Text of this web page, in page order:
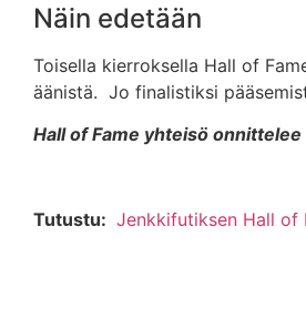
Näin edetään
Toisella kierroksella Hall of
äänistä. Jo finalistiksi
Hall of Fame yhteisö
Tutustu: Jenkkifutiksen Hall of